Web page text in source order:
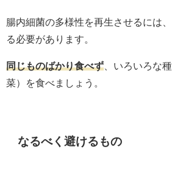
腸内細菌の多様性を再生させるには
る必要があります。
同じものばかり食べず 、いろいろな
菜）を食べましょう。
なるべく避けるもの